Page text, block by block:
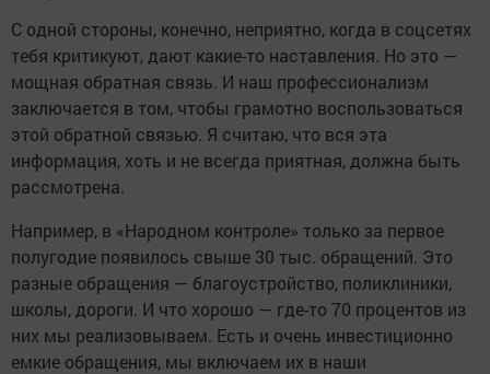
С одной стороны, конечно, неприятно, когда в соцсетях
тебя критикуют, дают какие-то наставления. Но это —
мощная обратная связь. И наш профессионализм
заключается в том, чтобы грамотно воспользоваться
этой обратной связью. Я считаю, что вся эта
информация, хоть и не всегда приятная, должна быть
рассмотрена.
Например, в «Народном контроле» только за первое
полугодие появилось свыше 30 тыс. обращений. Это
разные обращения — благоустройство, поликлиники,
школы, дороги. И что хорошо — где-то 70 процентов из
них мы реализовываем. Есть и очень инвестиционно
емкие обращения, мы включаем их в наши